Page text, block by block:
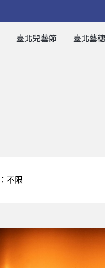
臺北兒藝節 臺北藝
不限
阿瓦「血誓四部曲」：《